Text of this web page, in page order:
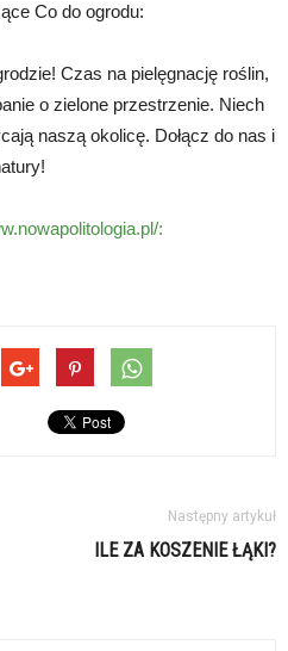
Co do ogrodu:
Czas na pielęgnację roślin,
o zielone przestrzenie. Niech
naszą okolicę. Dołącz do nas i
:
Następny artykuł
ILE ZA KOSZENIE ŁĄKI?